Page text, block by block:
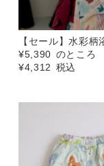
【セール】水彩柄
¥5,390 のところ
¥4,312 税込